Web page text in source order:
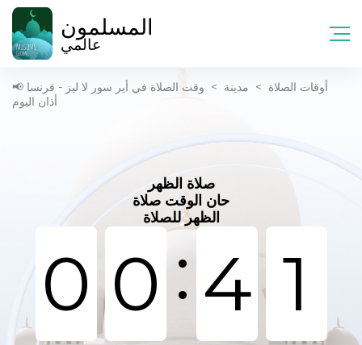
المسلمون
عالمي
أوقات الصلاة > مدينة > وقت الصلاة في أير سور لا ليز - فرنسا 📢
أذان اليوم
صلاة الظهر
حان الوقت صلاة
الظهر للصلاة
0 0: 4 1